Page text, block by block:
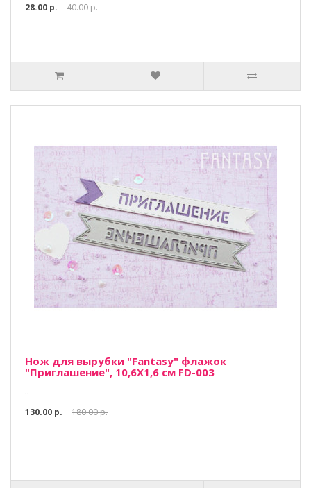
28.00 р.
40.00 р.
Нож для вырубки "Fantasy" флажок
"Приглашение", 10,6Х1,6 см FD-003
..
130.00 р.
180.00 р.